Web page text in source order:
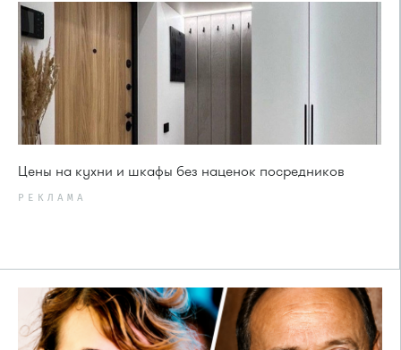
Цены на кухни и шкафы без наценок посредников
РЕКЛАМА